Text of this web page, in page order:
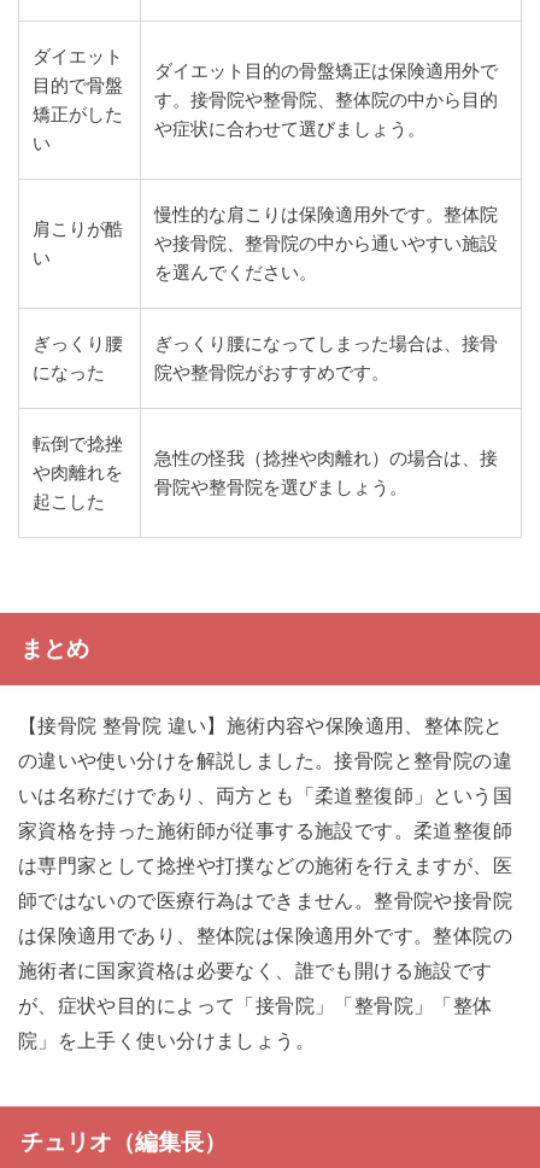
ダイエット
目的で骨盤
矯正がした
い
ダイエット目的の骨盤矯正は保険適用外で
す。接骨院や整骨院、整体院の中から目的
や症状に合わせて選びましょう。
肩こりが酷
い
慢性的な肩こりは保険適用外です。整体院
や接骨院、整骨院の中から通いやすい施設
を選んでください。
ぎっくり腰
になった
ぎっくり腰になってしまった場合は、接骨
院や整骨院がおすすめです。
転倒で捻挫
や肉離れを
起こした
急性の怪我（捻挫や肉離れ）の場合は、接
骨院や整骨院を選びましょう。
まとめ
【接骨院 整骨院 違い】施術内容や保険適用、整体院と
の違いや使い分けを解説しました。接骨院と整骨院の違
いは名称だけであり、両方とも「柔道整復師」という国
家資格を持った施術師が従事する施設です。柔道整復師
は専門家として捻挫や打撲などの施術を行えますが、医
師ではないので医療行為はできません。整骨院や接骨院
は保険適用であり、整体院は保険適用外です。整体院の
施術者に国家資格は必要なく、誰でも開ける施設です
が、症状や目的によって「接骨院」「整骨院」「整体
院」を上手く使い分けましょう。
チュリオ（編集長）